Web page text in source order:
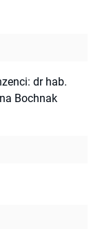
dr hab.
Bochnak